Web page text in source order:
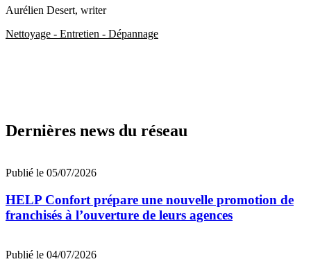
Aurélien Desert, writer
Nettoyage - Entretien - Dépannage
Dernières news du réseau
Publié le 05/07/2026
HELP Confort prépare une nouvelle promotion de
franchisés à l’ouverture de leurs agences
Publié le 04/07/2026